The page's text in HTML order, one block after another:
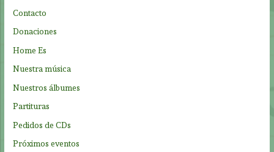
:
Contacto
Donaciones
Home Es
Nuestra música
Nuestros álbumes
Partituras
Pedidos de CDs
Próximos eventos